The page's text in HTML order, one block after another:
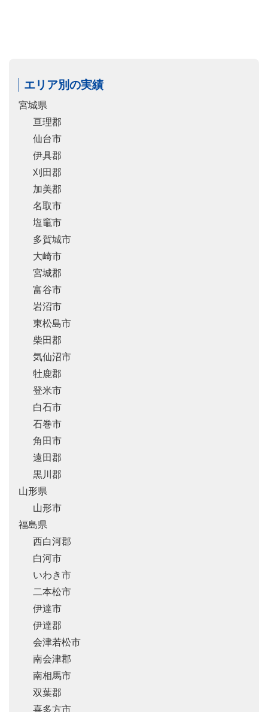
エリア別の実績
宮城県
亘理郡
仙台市
伊具郡
刈田郡
加美郡
名取市
塩竈市
多賀城市
大崎市
宮城郡
富谷市
岩沼市
東松島市
柴田郡
気仙沼市
牡鹿郡
登米市
白石市
石巻市
角田市
遠田郡
黒川郡
山形県
山形市
福島県
西白河郡
白河市
いわき市
二本松市
伊達市
伊達郡
会津若松市
南会津郡
南相馬市
双葉郡
喜多方市